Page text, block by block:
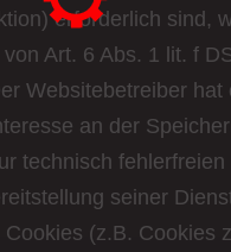
erforderlich sind,
Art. 6 Abs. 1 lit. f
Websitebetreiber hat
an der
technisch fehlerfreien
seiner
(z.B. Cookies